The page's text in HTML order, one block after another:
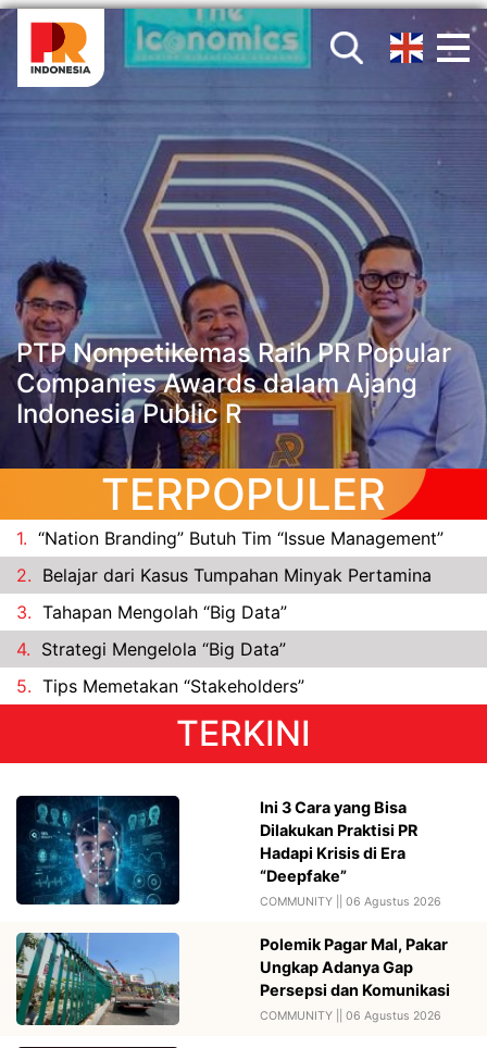
PTP Nonpetikemas Raih PR Popular
Companies Awards dalam Ajang
Indonesia Public R
TERPOPULER
1. “Nation Branding” Butuh Tim “Issue Management”
2. Belajar dari Kasus Tumpahan Minyak Pertamina
3. Tahapan Mengolah “Big Data”
4. Strategi Mengelola “Big Data”
5. Tips Memetakan “Stakeholders”
TERKINI
Ini 3 Cara yang Bisa
Dilakukan Praktisi PR
Hadapi Krisis di Era
“Deepfake”
COMMUNITY || 06 Agustus 2026
Polemik Pagar Mal, Pakar
Ungkap Adanya Gap
Persepsi dan Komunikasi
COMMUNITY || 06 Agustus 2026